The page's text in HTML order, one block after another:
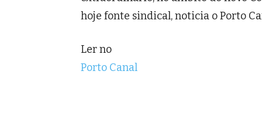
hoje fonte sindical, noticia o Porto
Ler no
Porto Canal